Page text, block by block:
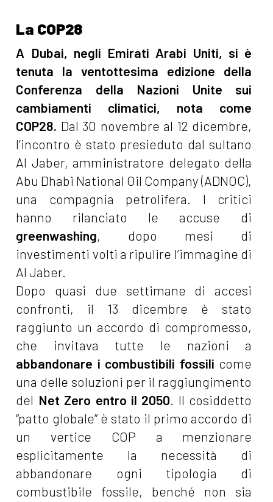
La COP28
A Dubai, negli Emirati Arabi Uniti, si è
tenuta la ventottesima edizione della
Conferenza della Nazioni Unite sui
cambiamenti climatici, nota come
COP28. Dal 30 novembre al 12 dicembre,
l’incontro è stato presieduto dal sultano
Al Jaber, amministratore delegato della
Abu Dhabi National Oil Company (ADNOC),
una compagnia petrolifera. I critici
hanno rilanciato le accuse di
greenwashing, dopo mesi di
investimenti volti a ripulire l’immagine di
Al Jaber.
Dopo quasi due settimane di accesi
confronti, il 13 dicembre è stato
raggiunto un accordo di compromesso,
che invitava tutte le nazioni a
abbandonare i combustibili fossili come
una delle soluzioni per il raggiungimento
del Net Zero entro il 2050 . Il cosiddetto
“patto globale” è stato il primo accordo di
un vertice COP a menzionare
esplicitamente la necessità di
abbandonare ogni tipologia di
combustibile fossile, benché non sia